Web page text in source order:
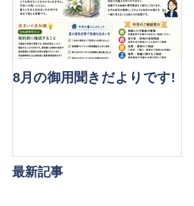
8月の御用聞きだよりです!
最新記事